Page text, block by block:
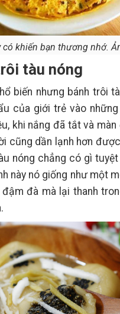
có khiến bạn thương nhớ.
tàu nóng
biến nhưng bánh trôi
của giới trẻ vào
khi nắng đã tắt và
cũng dần lạnh hơn
nóng chẳng có gì tuyệt
này nó giống như một
đà mà lại thanh